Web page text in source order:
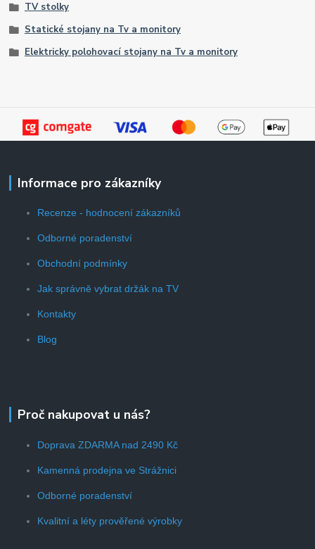
TV stolky
Statické stojany na Tv a monitory
Elektricky polohovací stojany na Tv a monitory
Informace pro zákazníky
Recenze - hodnocení zákazníků
Odborné poradenství
Obchodní podmínky
Jak správně vybrat držák na TV
Kontakty
Blog
Proč nakupovat u nás?
Doprava ZDARMA nad 2490 Kč
Kamenná prodejna ve Strážnici
Odborné poradenství
Kvalitní a léty prověřené výrobky